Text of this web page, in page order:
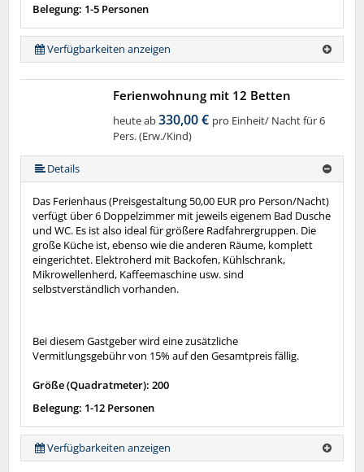
Belegung: 1-5 Personen
Verfügbarkeiten anzeigen
Ferienwohnung mit 12 Betten
heute ab330,00 € pro Einheit/ Nacht für 6
Pers. (Erw./Kind)
Details
Das Ferienhaus (Preisgestaltung 50,00 EUR pro Person/Nacht)
verfügt über 6 Doppelzimmer mit jeweils eigenem Bad Dusche
und WC. Es ist also ideal für größere Radfahrergruppen. Die
große Küche ist, ebenso wie die anderen Räume, komplett
eingerichtet. Elektroherd mit Backofen, Kühlschrank,
Mikrowellenherd, Kaffeemaschine usw. sind
selbstverständlich vorhanden.
Bei diesem Gastgeber wird eine zusätzliche
Vermitlungsgebühr von 15% auf den Gesamtpreis fällig.
Größe (Quadratmeter): 200
Belegung: 1-12 Personen
Verfügbarkeiten anzeigen